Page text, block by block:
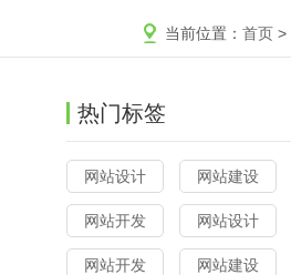
当前位置：首页 >
热门标签
网站设计 网站建设
网站开发 网站设计
网站开发 网站建设